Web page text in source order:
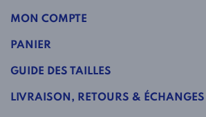
MON COMPTE
PANIER
GUIDE DES TAILLES
LIVRAISON, RETOURS & ÉCHANGES